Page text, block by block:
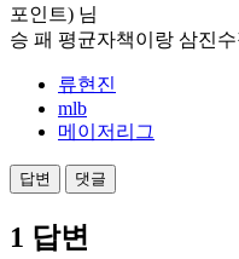
포인트) 님
승 패 평균자책이랑 삼진
류현진
mlb
메이저리그
1 답변